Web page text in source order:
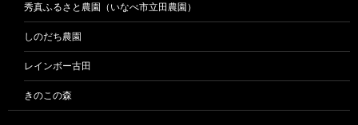
秀真ふるさと農園（いなべ市立田農園）
しのだち農園
レインボー古田
きのこの森